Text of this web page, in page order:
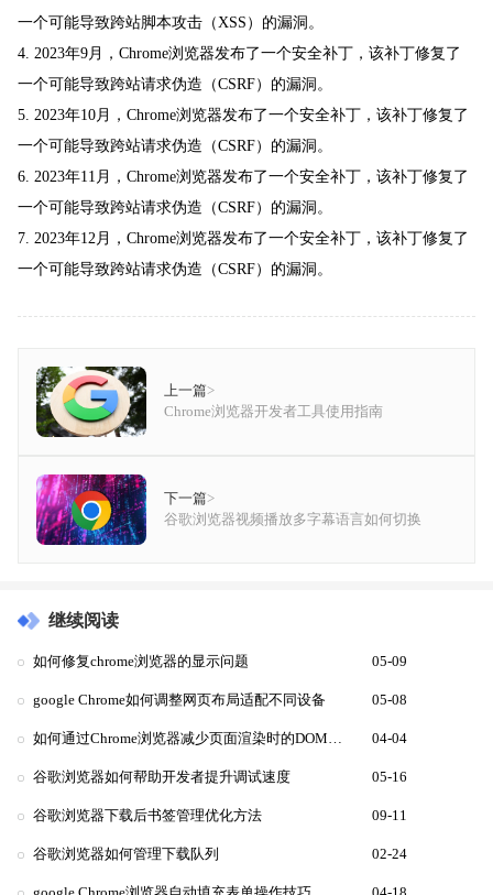
一个可能导致跨站脚本攻击（XSS）的漏洞。
4. 2023年9月，Chrome浏览器发布了一个安全补丁，该补丁修复了
一个可能导致跨站请求伪造（CSRF）的漏洞。
5. 2023年10月，Chrome浏览器发布了一个安全补丁，该补丁修复了
一个可能导致跨站请求伪造（CSRF）的漏洞。
6. 2023年11月，Chrome浏览器发布了一个安全补丁，该补丁修复了
一个可能导致跨站请求伪造（CSRF）的漏洞。
7. 2023年12月，Chrome浏览器发布了一个安全补丁，该补丁修复了
一个可能导致跨站请求伪造（CSRF）的漏洞。
上一篇>
Chrome浏览器开发者工具使用指南
下一篇>
谷歌浏览器视频播放多字幕语言如何切换
继续阅读
如何修复chrome浏览器的显示问题 05-09
google Chrome如何调整网页布局适配不同设备 05-08
如何通过Chrome浏览器减少页面渲染时的DOM操作 04-04
谷歌浏览器如何帮助开发者提升调试速度 05-16
谷歌浏览器下载后书签管理优化方法 09-11
谷歌浏览器如何管理下载队列 02-24